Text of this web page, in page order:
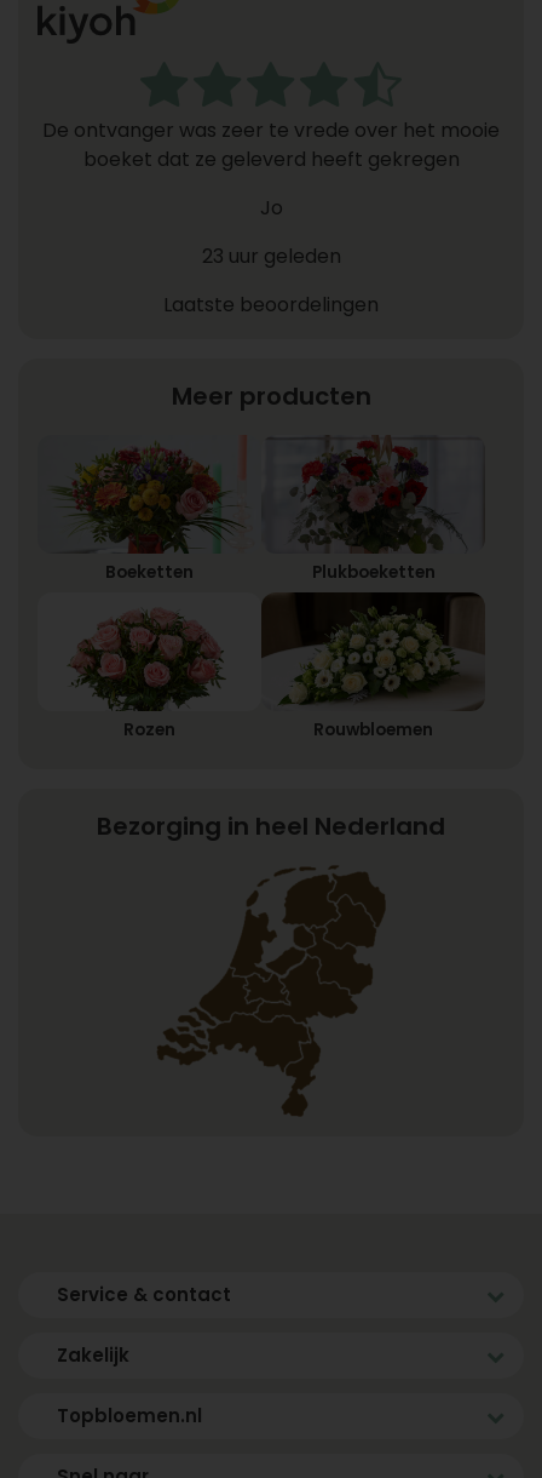
De ontvanger was zeer te vrede over het mooie
boeket dat ze geleverd heeft gekregen
Jo
23 uur geleden
Laatste beoordelingen
Meer producten
Boeketten Plukboeketten
Rozen Rouwbloemen
Bezorging in heel Nederland
Service & contact
Zakelijk
Topbloemen.nl